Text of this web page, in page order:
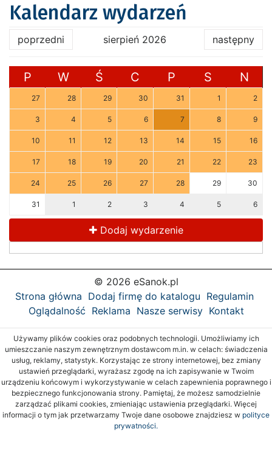
Kalendarz wydarzeń
poprzedni sierpień 2026 następny
P W Ś C P S N
27 28 29 30 31 1 2
3 4 5 6 7 8 9
10 11 12 13 14 15 16
17 18 19 20 21 22 23
24 25 26 27 28 29 30
31 1 2 3 4 5 6
Dodaj wydarzenie
© 2026 eSanok.pl
Strona główna Dodaj firmę do katalogu Regulamin
Oglądalność Reklama Nasze serwisy Kontakt
Używamy plików cookies oraz podobnych technologii. Umożliwiamy ich
umieszczanie naszym zewnętrznym dostawcom m.in. w celach: świadczenia
usług, reklamy, statystyk. Korzystając ze strony internetowej, bez zmiany
ustawień przeglądarki, wyrażasz zgodę na ich zapisywanie w Twoim
urządzeniu końcowym i wykorzystywanie w celach zapewnienia poprawnego i
bezpiecznego funkcjonowania strony. Pamiętaj, że możesz samodzielnie
zarządzać plikami cookies, zmieniając ustawienia przeglądarki. Więcej
informacji o tym jak przetwarzamy Twoje dane osobowe znajdziesz w polityce
prywatności.